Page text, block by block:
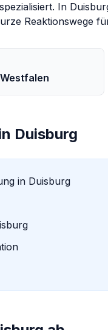
In
Reaktionswege
Duisburg
in Duisburg